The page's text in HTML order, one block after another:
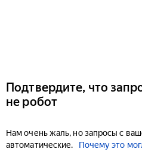
Подтвердите, что
не робот
Нам очень жаль, но запросы с
автоматические.
Почему это